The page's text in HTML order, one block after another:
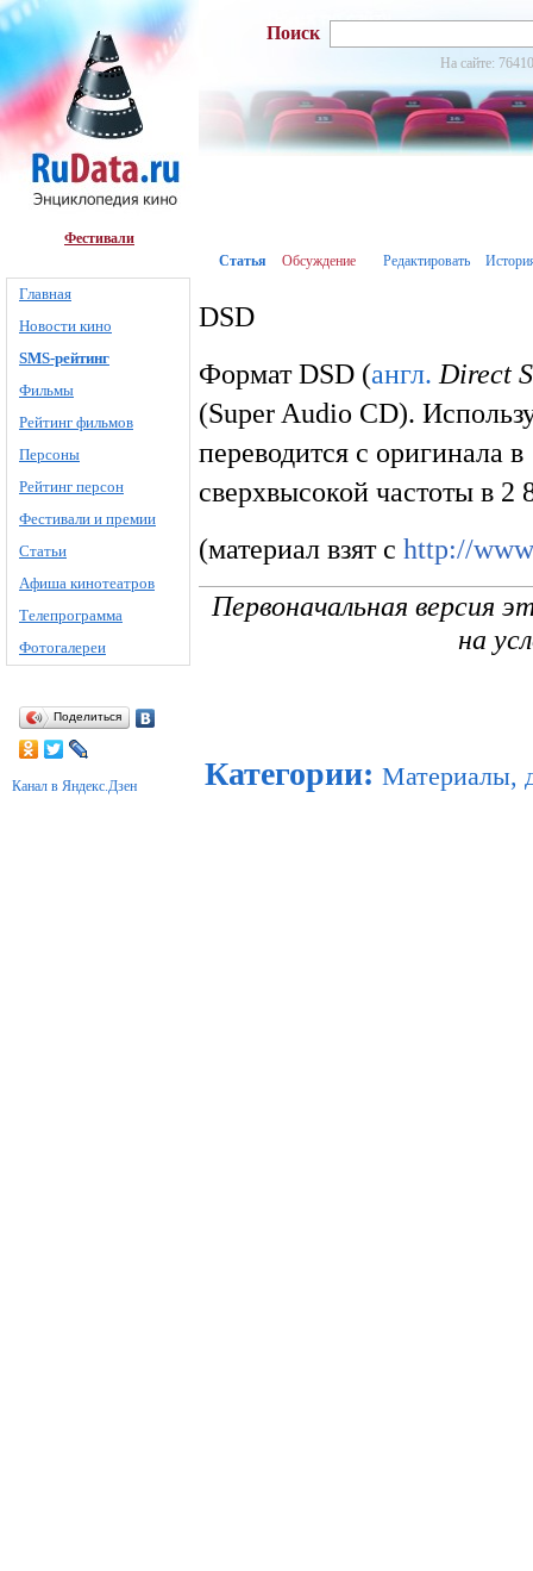
Фестивали
Главная
Новости кино
SMS-рейтинг
Фильмы
Рейтинг фильмов
Персоны
Рейтинг персон
Фестивали и премии
Статьи
Афиша кинотеатров
Телепрограмма
Фотогалереи
Поделиться
Канал в Яндекс.Дзен
Поиск
На сайте:
Статья Обсуждение Редактировать
DSD
Формат DSD (англ. Direct
(Super Audio CD).
переводится с оригинала
сверхвысокой частоты в
(материал взят с http://
Первоначальная версия
на
Категории: Материалы,